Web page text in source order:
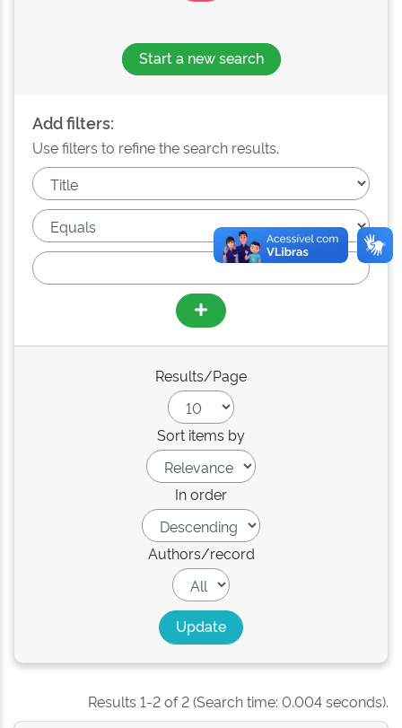
Start a new search
Add filters:
Use filters to refine the search results.
Results/Page
Sort items by
In order
Authors/record
Results 1-2 of 2 (Search time: 0.004 seconds).